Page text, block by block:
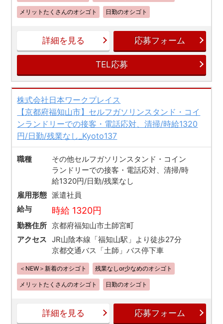
メリットたくさんのオシゴト 日勤のオシゴト
詳細を見る 応募フォーム
TEL応募
株式会社日本ワークプレイス
【京都府福知山市】セルフガソリンスタンド・コイ
ンランドリーでの接客・電話応対、清掃/時給1320
円/日勤/残業なし_Kyoto137
職種
その他セルフガソリンスタンド・コイン
ランドリーでの接客・電話応対、清掃/時
給1320円/日勤/残業なし
雇用形態 派遣社員
給与
時給 1320円
勤務住所 京都府福知山市土師宮町
アクセス
JR山陰本線「福知山駅」より徒歩27分
京都交通バス「土師」バス停下車
＜NEW＞新着のオシゴト 残業なしor少なめのオシゴト
メリットたくさんのオシゴト 日勤のオシゴト
詳細を見る 応募フォーム